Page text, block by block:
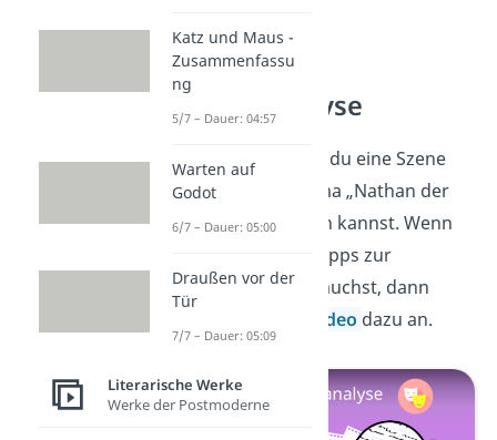
Szenenanalyse
Jetzt weißt du, wie du eine Szene
aus Lessings Drama „Nathan der
Weise“ analysieren kannst. Wenn
du noch weitere Tipps zur
Szenenanalyse brauchst, dann
Video dazu an.
Katz und Maus -
Zusammenfassu
ng
5/7 – Dauer: 04:57
Warten auf
Godot
6/7 – Dauer: 05:00
Draußen vor der
Tür
7/7 – Dauer: 05:09
Literarische Werke
Werke der Postmoderne